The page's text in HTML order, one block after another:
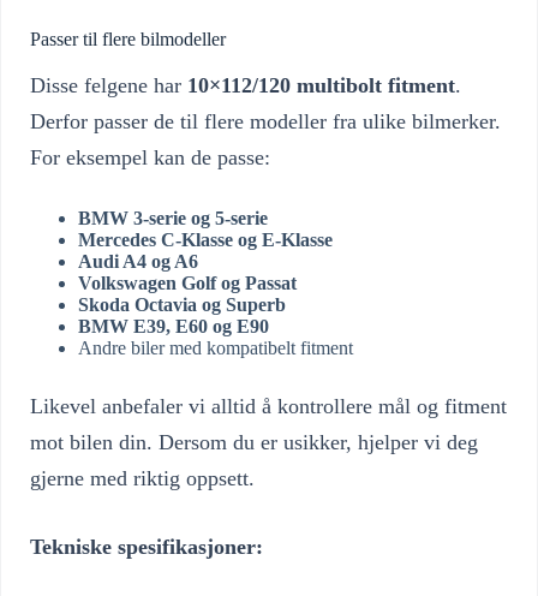
Passer til flere bilmodeller
Disse felgene har 10×112/120 multibolt fitment.
Derfor passer de til flere modeller fra ulike bilmerker.
For eksempel kan de passe:
BMW 3-serie og 5-serie
Mercedes C-Klasse og E-Klasse
Audi A4 og A6
Volkswagen Golf og Passat
Skoda Octavia og Superb
BMW E39, E60 og E90
Andre biler med kompatibelt fitment
Likevel anbefaler vi alltid å kontrollere mål og fitment
mot bilen din. Dersom du er usikker, hjelper vi deg
gjerne med riktig oppsett.
Tekniske spesifikasjoner: